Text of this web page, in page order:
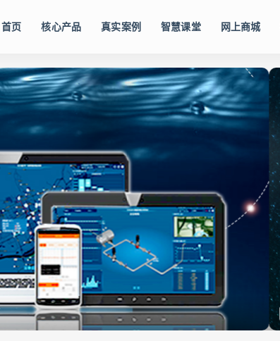
首页 核心产品 真实案例 智慧课堂 网上商城